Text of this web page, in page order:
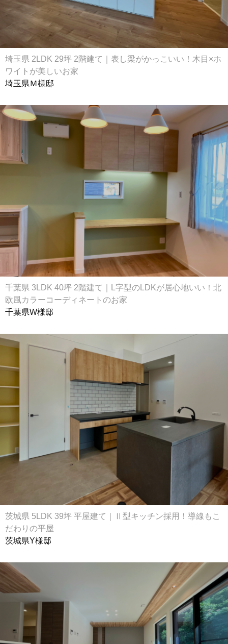
埼玉県 2LDK 29坪 2階建て｜表し梁がかっこいい！木目×ホ
ワイトが美しいお家
埼玉県Ｍ様邸
千葉県 3LDK 40坪 2階建て｜L字型のLDKが居心地いい！北
欧風カラーコーディネートのお家
千葉県W様邸
茨城県 5LDK 39坪 平屋建て｜Ⅱ型キッチン採用！導線もこ
だわりの平屋
茨城県Y様邸